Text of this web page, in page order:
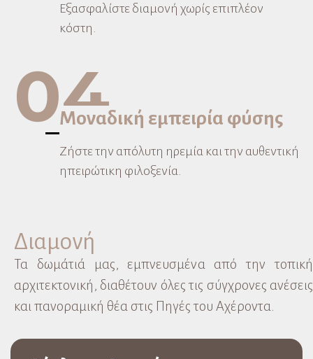
Εξασφαλίστε διαμονή χωρίς επιπλέον
κόστη.
04
Μοναδική εμπειρία φύσης
Ζήστε την απόλυτη ηρεμία και την αυθεντική
ηπειρώτικη φιλοξενία.
Διαμονή
Τα δωμάτιά μας, εμπνευσμένα από την τοπική
αρχιτεκτονική, διαθέτουν όλες τις σύγχρονες ανέσεις
και πανοραμική θέα στις Πηγές του Αχέροντα.